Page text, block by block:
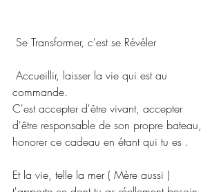
Se Transformer, c'est se Révéler
Accueillir, laisser la vie qui est au
commande.
C'est accepter d'être vivant, accepter
d'être responsable de son propre bateau,
honorer ce cadeau en étant qui tu es .
Et la vie, telle la mer ( Mère aussi )